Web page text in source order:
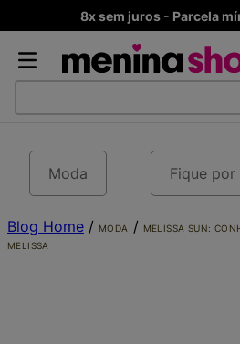
Frete Grátis – Acima de
Moda Fique
Blog Home / MODA / MELISSA SUN:
MELISSA
2º
MELISSAS MINI BABY
3
TÊNIS VEJA WHITE